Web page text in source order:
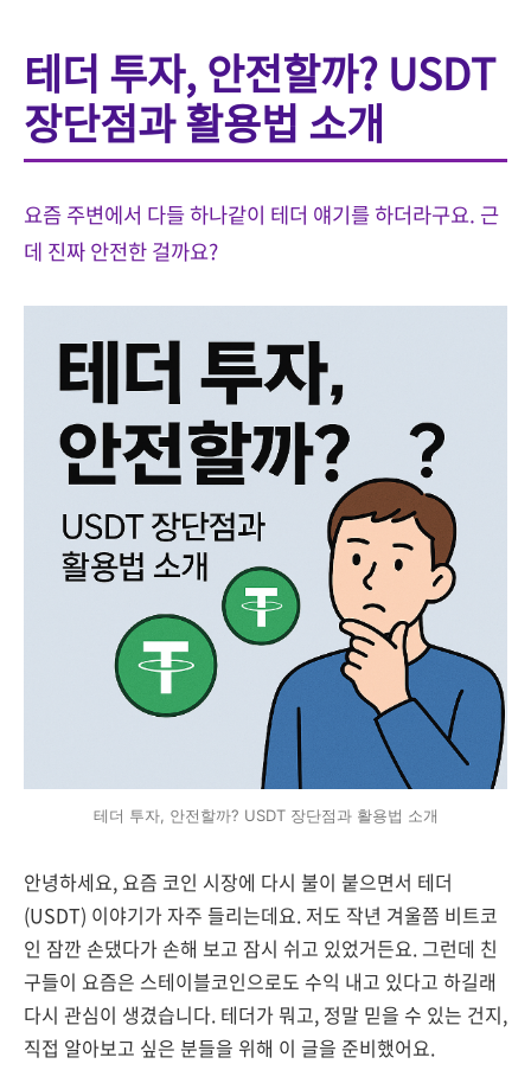
테더 투자, 안전할까? USDT
장단점과 활용법 소개
요즘 주변에서 다들 하나같이 테더 얘기를 하더라구요. 근
데 진짜 안전한 걸까요?
테더 투자, 안전할까? USDT 장단점과 활용법 소개
안녕하세요, 요즘 코인 시장에 다시 불이 붙으면서 테더
(USDT) 이야기가 자주 들리는데요. 저도 작년 겨울쯤 비트코
인 잠깐 손댔다가 손해 보고 잠시 쉬고 있었거든요. 그런데 친
구들이 요즘은 스테이블코인으로도 수익 내고 있다고 하길래
다시 관심이 생겼습니다. 테더가 뭐고, 정말 믿을 수 있는 건지,
직접 알아보고 싶은 분들을 위해 이 글을 준비했어요.